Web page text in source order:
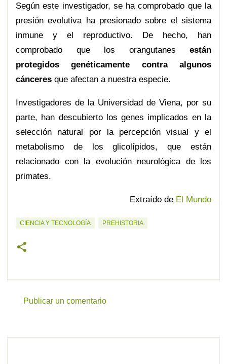
Según este investigador, se ha comprobado que la
presión evolutiva ha presionado sobre el sistema
inmune y el reproductivo. De hecho, han
comprobado que los orangutanes están
protegidos genéticamente contra algunos
cánceres que afectan a nuestra especie.
Investigadores de la Universidad de Viena, por su
parte, han descubierto los genes implicados en la
selección natural por la percepción visual y el
metabolismo de los glicolípidos, que están
relacionado con la evolución neurológica de los
primates.
Extraído de El Mundo
CIENCIA Y TECNOLOGÍA PREHISTORIA
m
Publicar un comentario